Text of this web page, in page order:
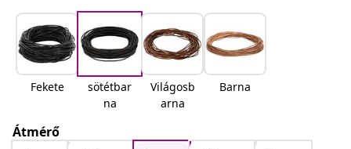
Fekete
sötétbar
na
Világosb
arna
Barna
Átmérő